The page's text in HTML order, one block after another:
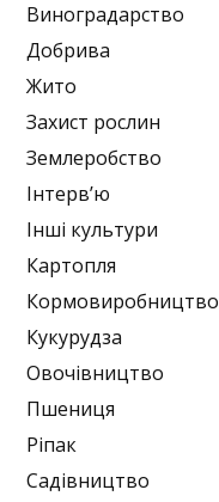
Виноградарство
Добрива
Жито
Захист рослин
Землеробство
Інтерв’ю
Інші культури
Картопля
Кормовиробництво
Кукурудза
Овочівництво
Пшениця
Ріпак
Садівництво